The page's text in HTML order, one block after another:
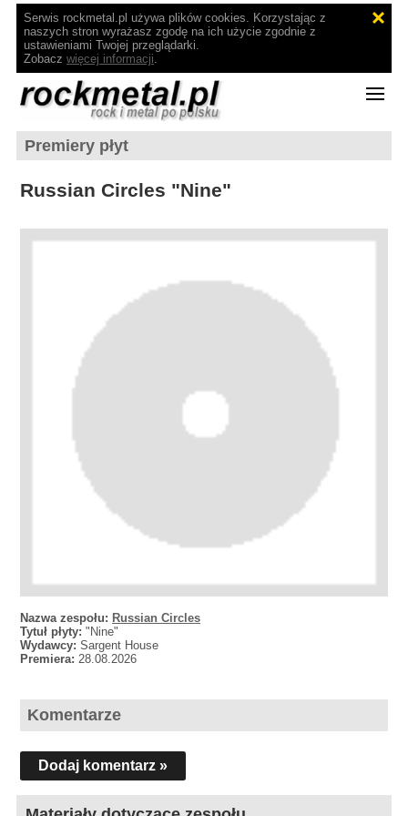
Serwis rockmetal.pl używa plików cookies. Korzystając z
naszych stron wyrażasz zgodę na ich użycie zgodnie z
ustawieniami Twojej przeglądarki.
Zobacz więcej informacji.
Premiery płyt
Russian Circles "Nine"
Nazwa zespołu: Russian Circles
Tytuł płyty: "Nine"
Wydawcy: Sargent House
Premiera: 28.08.2026
Komentarze
Dodaj komentarz »